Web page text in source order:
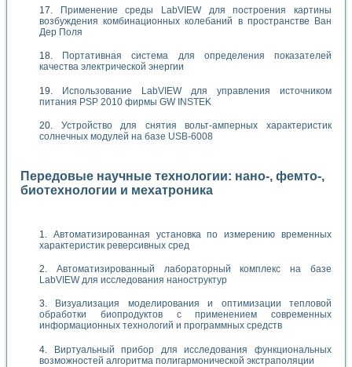
Применение среды LabVIEW для построения картины
возбуждения комбинационных колебаний в пространстве Ван
Дер Поля
Портативная система для определения показателей
качества электрической энергии
Использование LabVIEW для управления источником
питания PSP 2010 фирмы GW INSTEK
Устройство для снятия вольт-амперных характеристик
солнечных модулей на базе USB-6008
Передовые научные технологии: нано-, фемто-,
биотехнологии и мехатроника
Автоматизированная установка по измерению временных
характеристик реверсивных сред
Автоматизированный лабораторный комплекс на базе
LabVIEW для исследования наноструктур
Визуализация моделирования и оптимизации тепловой
обработки биопродуктов с применением современных
информационных технологий и программных средств
Виртуальный прибор для исследования функциональных
возможностей алгоритма полигармонической экстраполяции